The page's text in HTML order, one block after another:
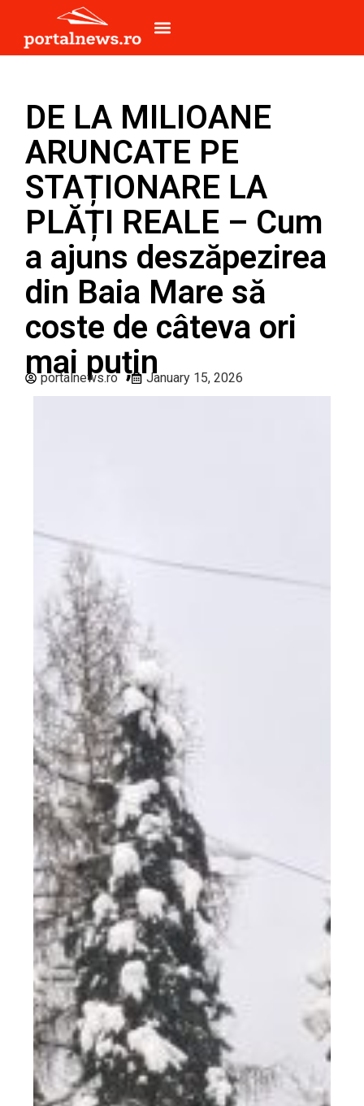
DE LA MILIOANE
ARUNCATE PE
STAȚIONARE LA
PLĂȚI REALE – Cum
a ajuns deszăpezirea
din Baia Mare să
coste de câteva ori
mai puțin
portalnews.ro January 15, 2026